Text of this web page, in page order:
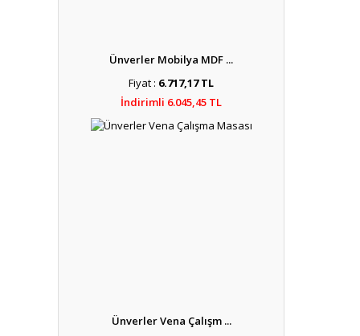
Ünverler Mobilya MDF ...
Fiyat : 6.717,17 TL
İndirimli 6.045,45 TL
Ünverler Vena Çalışm ...